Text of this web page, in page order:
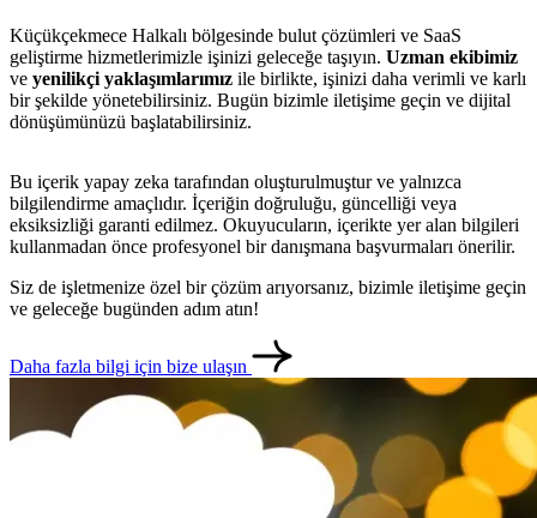
English
Küçükçekmece Halkalı bölgesinde bulut çözümleri ve SaaS
geliştirme hizmetlerimizle işinizi geleceğe taşıyın. Uzman ekibimiz
ve yenilikçi yaklaşımlarımız ile birlikte, işinizi daha verimli ve karlı
bir şekilde yönetebilirsiniz. Bugün bizimle iletişime geçin ve dijital
dönüşümünüzü başlatabilirsiniz.
Bu içerik yapay zeka tarafından oluşturulmuştur ve yalnızca
bilgilendirme amaçlıdır. İçeriğin doğruluğu, güncelliği veya
eksiksizliği garanti edilmez. Okuyucuların, içerikte yer alan bilgileri
kullanmadan önce profesyonel bir danışmana başvurmaları önerilir.
Siz de işletmenize özel bir çözüm arıyorsanız, bizimle iletişime geçin
ve geleceğe bugünden adım atın!
Daha fazla bilgi için bize ulaşın